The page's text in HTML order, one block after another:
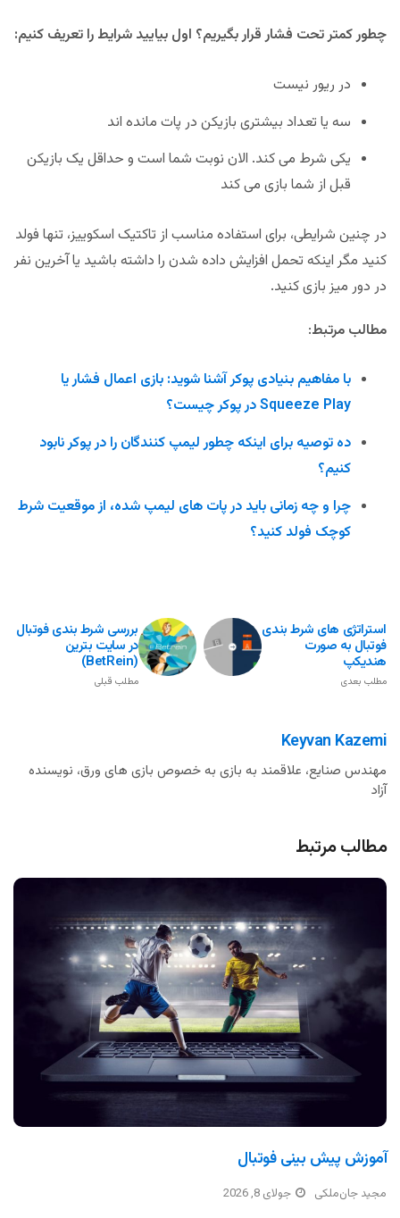
چطور کمتر تحت فشار قرار بگیریم؟ اول بیایید شرایط را تعریف کنیم:
در ریور نیست
سه یا تعداد بیشتری بازیکن در پات مانده اند
یکی شرط می کند. الان نوبت شما است و حداقل یک بازیکن
قبل از شما بازی می کند
در چنین شرایطی، برای استفاده مناسب از تاکتیک اسکوییز، تنها فولد
کنید مگر اینکه تحمل افزایش داده شدن را داشته باشید یا آخرین نفر
در دور میز بازی کنید.
مطالب مرتبط:
با مفاهیم بنیادی پوکر آشنا شوید: بازی اعمال فشار یا
Squeeze Play در پوکر چیست؟
ده توصیه برای اینکه چطور لیمپ کنندگان را در پوکر نابود
کنیم؟
چرا و چه زمانی باید در پات های لیمپ شده، از موقعیت شرط
کوچک فولد کنید؟
بررسی شرط بندی فوتبال
در سایت بترین
(BetRein)
مطلب قبلی
استراتژی های شرط بندی
فوتبال به صورت
هندیکپ
مطلب بعدی
Keyvan Kazemi
مهندس صنایع، علاقمند به بازی به خصوص بازی های ورق، نویسنده
آزاد
مطالب مرتبط
آموزش پیش بینی فوتبال
مجید جان‌ملکی جولای 8, 2026